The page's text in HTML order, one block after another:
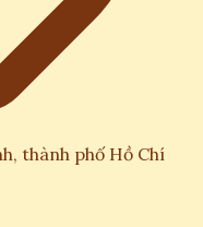
thành phố Hồ Chí